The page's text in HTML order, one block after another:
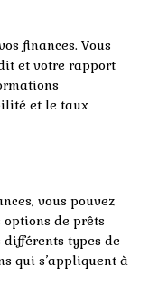
finances. Vous
et votre rapport
et le taux
vous pouvez
de prêts
types de
qui s’appliquent à